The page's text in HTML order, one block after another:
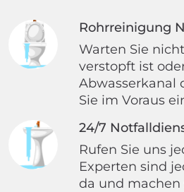
Rohrreinigung
Warten Sie
verstopft ist
Abwasserkanal
Sie im Voraus
24/7
Rufen Sie uns
Experten sind
da und machen